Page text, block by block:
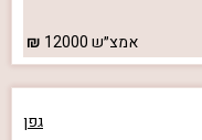
אמצ״ש12000
גפן